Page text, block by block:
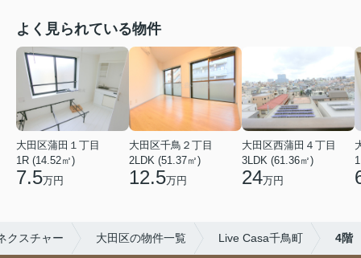
よく見られている物件
大田区蒲田１丁目
1R (14.52㎡)
7.5万円
大田区千鳥２丁目
2LDK (51.37㎡)
12.5万円
大田区西蒲田４丁目
3LDK (61.36㎡)
24万円
クスチャー 大田区の物件一覧 Live Casa千鳥町 4階